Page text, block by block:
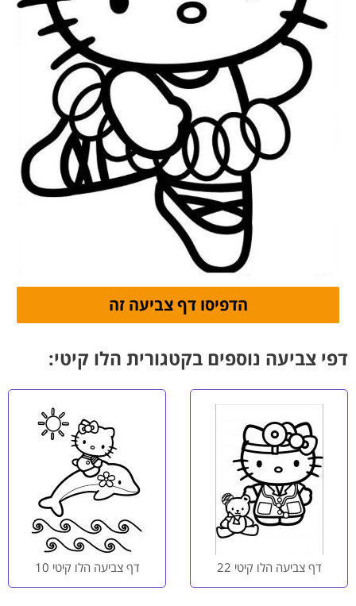
דפי צביעה נוספים בקטגורית הלו קיטי:
דף צביעה הלו קיטי 22 דף צביעה הלו קיטי 10